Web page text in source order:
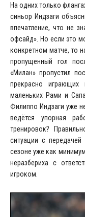
На одних только
синьор Индзаги
впечатление, что не
офсайд». Но если это
конкретном матче, то
пропущенный гол
«Милан» пропустил
прекрасно
маленьких Рами и
Филиппо Индзаги уже
ведётся упорная
тренировок?
ситуации с
сезоне уже как
неразбериха с
игроком.